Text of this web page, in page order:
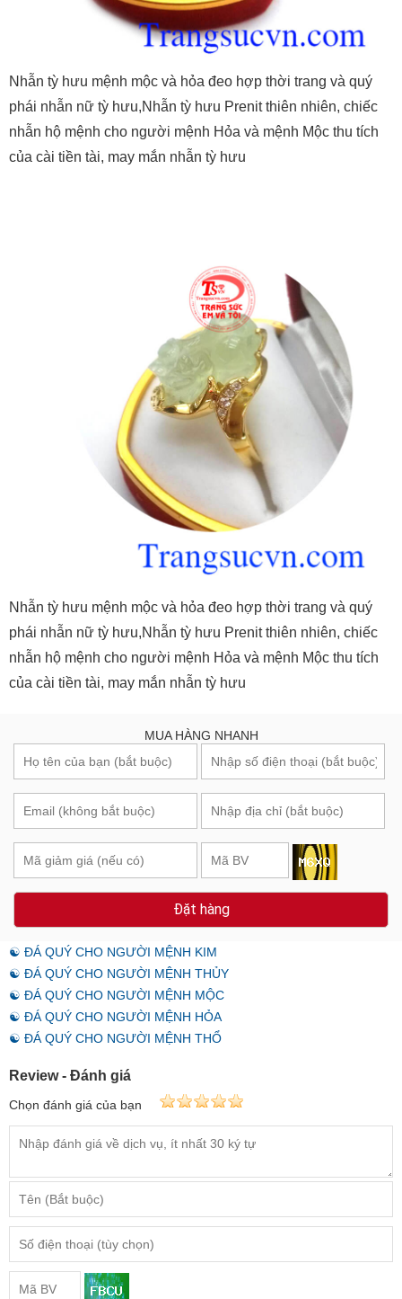
Nhẫn tỳ hưu mệnh mộc và hỏa đeo hợp thời trang và quý
phái nhẫn nữ tỳ hưu,Nhẫn tỳ hưu Prenit thiên nhiên, chiếc
nhẫn hộ mệnh cho người mệnh Hỏa và mệnh Mộc thu tích
của cài tiền tài, may mắn nhẫn tỳ hưu
Nhẫn tỳ hưu mệnh mộc và hỏa đeo hợp thời trang và quý
phái nhẫn nữ tỳ hưu,Nhẫn tỳ hưu Prenit thiên nhiên, chiếc
nhẫn hộ mệnh cho người mệnh Hỏa và mệnh Mộc thu tích
của cài tiền tài, may mắn nhẫn tỳ hưu
MUA HÀNG NHANH
Đặt hàng
☯ ĐÁ QUÝ CHO NGƯỜI MỆNH KIM
☯ ĐÁ QUÝ CHO NGƯỜI MỆNH THỦY
☯ ĐÁ QUÝ CHO NGƯỜI MỆNH MỘC
☯ ĐÁ QUÝ CHO NGƯỜI MỆNH HỎA
☯ ĐÁ QUÝ CHO NGƯỜI MỆNH THỔ
Review - Đánh giá
Chọn đánh giá của bạn